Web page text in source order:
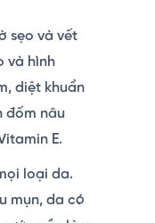
sẹo và vết
và hình
diệt khuẩn
đốm nâu
E.
loại da.
mụn, da có